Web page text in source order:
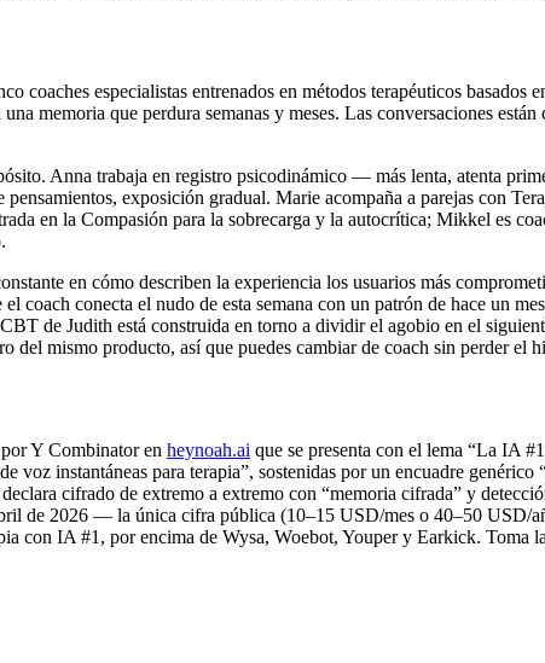
coaches especialistas entrenados en métodos terapéuticos
memoria que perdura semanas y meses. Las conversaciones
Anna trabaja en registro psicodinámico — más lenta, atenta
exposición gradual. Marie acompaña a parejas con
en la Compasión para la sobrecarga y la autocrítica; Mikkel es
en cómo describen la experiencia los usuarios más
coach conecta el nudo de esta semana con un patrón de hace un
de Judith está construida en torno a dividir el agobio en el
del mismo producto, así que puedes cambiar de coach sin perder el
Y Combinator en heynoah.ai que se presenta con el lema “La IA
voz instantáneas para terapia”, sostenidas por un encuadre
cifrado de extremo a extremo con “memoria cifrada” y
de 2026 — la única cifra pública (10–15 USD/mes o 40–50 USD/
con IA #1, por encima de Wysa, Woebot, Youper y Earkick. Toma